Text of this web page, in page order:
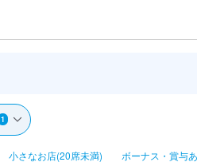
1
小さなお店(20席未満) ボーナス・賞与